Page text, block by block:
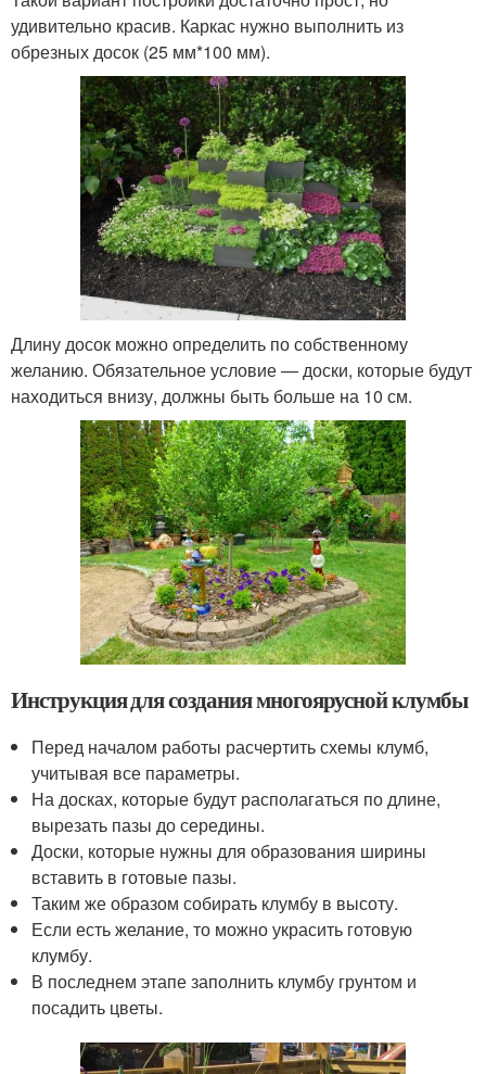
удивительно красив. Каркас нужно выполнить из
обрезных досок (25 мм*100 мм).
Длину досок можно определить по собственному
желанию. Обязательное условие — доски, которые будут
находиться внизу, должны быть больше на 10 см.
Инструкция для создания многоярусной клумбы
Перед началом работы расчертить схемы клумб,
учитывая все параметры.
На досках, которые будут располагаться по длине,
вырезать пазы до середины.
Доски, которые нужны для образования ширины
вставить в готовые пазы.
Таким же образом собирать клумбу в высоту.
Если есть желание, то можно украсить готовую
клумбу.
В последнем этапе заполнить клумбу грунтом и
посадить цветы.